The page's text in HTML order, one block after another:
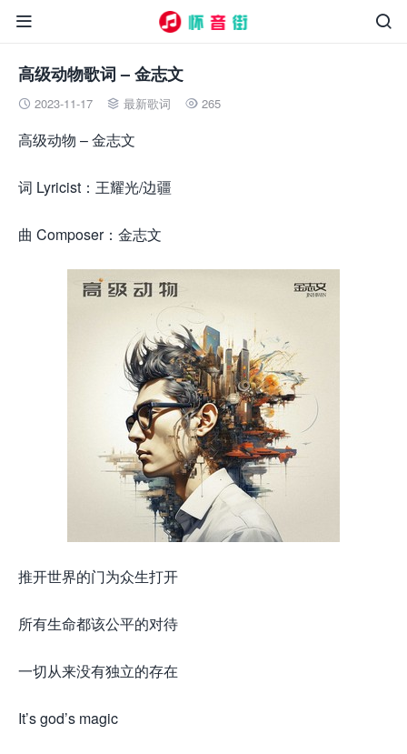


高级动物歌词 – 金志文
 2023-11-17  最新歌词  265
高级动物 – 金志文
词 Lyricist：王耀光/边疆
曲 Composer：金志文
推开世界的门为众生打开
所有生命都该公平的对待
一切从来没有独立的存在
It’s god’s magic